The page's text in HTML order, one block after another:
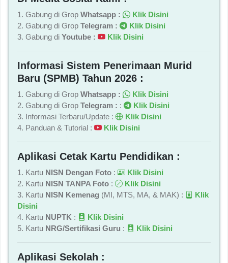
1. Gabung di Grop Whatsapp :
Klik Disini
2. Gabung di Grop Telegram :
Klik Disini
3. Gabung di Youtube : Klik Disini
Informasi Sistem Penerimaan Murid
Baru (SPMB) Tahun 2026 :
1. Gabung di Grop Whatsapp :
Klik Disini
2. Gabung di Grop Telegram : :
Klik Disini
3. Informasi Terbaru/Update :
Klik Disini
4. Panduan & Tutorial :
Klik Disini
Aplikasi Cetak Kartu Pendidikan :
1. Kartu NISN Dengan Foto :
Klik Disini
2. Kartu NISN TANPA Foto :
Klik Disini
3. Kartu NISN Kemenag (MI, MTS, MA, & MAK) :
Klik
Disini
4. Kartu NUPTK :
Klik Disini
5. Kartu NRG/Sertifikasi Guru : Klik Disini
Aplikasi Sekolah :